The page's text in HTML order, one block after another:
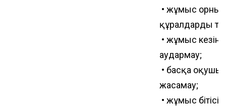
• жұмыс орнын
құралдарды
• жұмыс
аудармау;
• басқа
жасамау;
• жұмыс